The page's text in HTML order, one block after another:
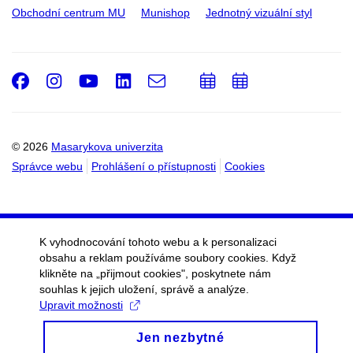
Obchodní centrum MU Munishop Jednotný vizuální styl
© 2026 Masarykova univerzita
Správce webu
Prohlášení o přístupnosti Cookies
Facebook
Instagram
Youtube
LinkedIn
e-
PřidatPřidat
K vyhodnocování tohoto webu a k personalizaci
obsahu a reklam používáme soubory cookies. Když
klikněte na „přijmout cookies", poskytnete nám
souhlas k jejich uložení, správě a analýze.
Upravit možnosti
Jen nezbytné